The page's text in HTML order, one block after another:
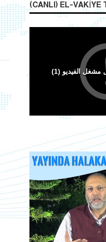
(CANLI) EL-VAKIYE
Android Cihazlar İçin
Kitaplar
Arakan Müslümanları
Ordularından Destek